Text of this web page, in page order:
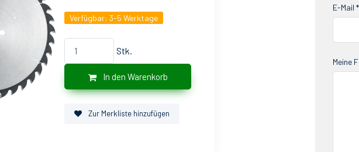
Verfügbar:3-5 Werktage
Stk.
In den Warenkorb
Zur Merkliste hinzufügen
E-Mail *
Meine